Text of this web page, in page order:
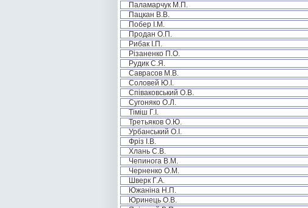
Паламарчук М.П.
Пацкан В.В.
Побер І.М.
Продан О.П.
Рибак І.П.
Різаненко П.О.
Рудик С.Я.
Саврасов М.В.
Соловей Ю.І.
Співаковський О.В.
Сугоняко О.Л.
Тіміш Г.І.
Третьяков О.Ю.
Урбанський О.І.
Фріз І.В.
Хлань С.В.
Чепинога В.М.
Черненко О.М.
Шверк Г.А.
Южаніна Н.П.
Юринець О.В.